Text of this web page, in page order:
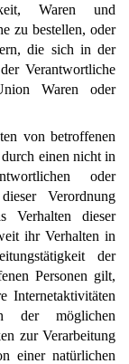
Waren und
zu bestellen, oder
die sich in der
Verantwortliche
Waren oder
von betroffenen
einen nicht in
oder
Verordnung
Verhalten dieser
ihr Verhalten in
der
Personen gilt,
Internetaktivitäten
der möglichen
zur Verarbeitung
einer natürlichen